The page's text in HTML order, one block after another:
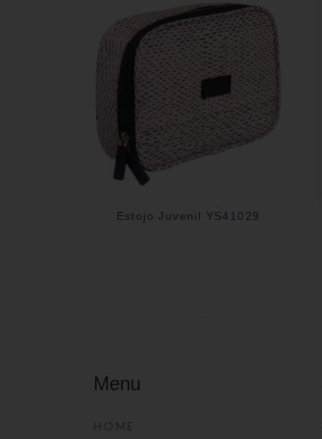
Estojo Juvenil YS41029
Menu
HOME